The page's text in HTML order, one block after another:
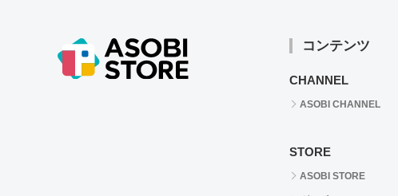
コンテンツ
CHANNEL
ASOBI CHANNEL
STORE
ASOBI STORE